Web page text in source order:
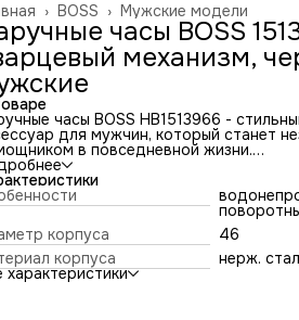
Мужские модели
BOSS ›
›
часы BOSS
механизм,
часы BOSS HB1513966 -
для мужчин, который станет
в повседневной жизни.
указатель времени суток с
легко определить время в
стекло устойчиво к
из стального сплава 316L с
свойствами
аксессуара.
поворотный безель
настроить время.
обеспечивает безопасность и
корпуса
46
корпуса
нерж.
характеристики